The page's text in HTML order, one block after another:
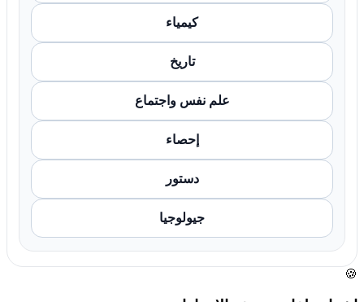
كيمياء
تاريخ
علم نفس واجتماع
إحصاء
دستور
جيولوجيا
🍪